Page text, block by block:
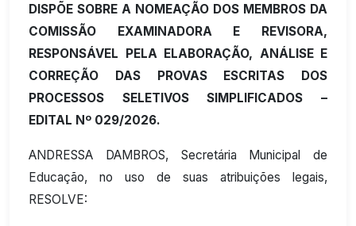
DISPÕE SOBRE A NOMEAÇÃO DOS MEMBROS DA
COMISSÃO EXAMINADORA E REVISORA,
RESPONSÁVEL PELA ELABORAÇÃO, ANÁLISE E
CORREÇÃO DAS PROVAS ESCRITAS DOS
PROCESSOS SELETIVOS SIMPLIFICADOS –
EDITAL Nº 029/2026.
ANDRESSA DAMBROS, Secretária Municipal de
Educação, no uso de suas atribuições legais,
RESOLVE: